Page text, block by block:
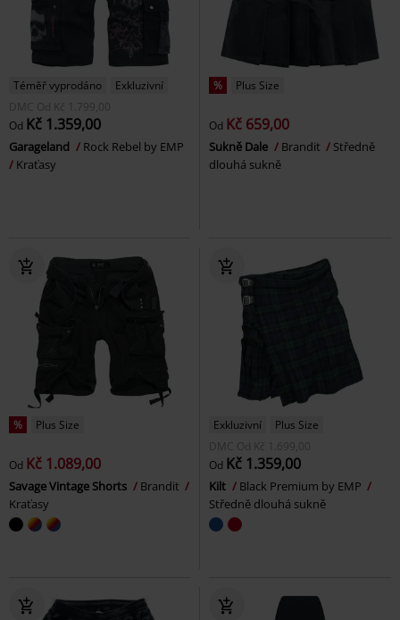
Téměř vyprodáno
Exkluzivní
DMC Od Kč 1.799,00
Od Kč 1.359,00
Garageland
Rock Rebel by EMP
Kraťasy
% Plus Size
Od Kč 659,00
Sukně Dale Brandit
Středně
dlouhá sukně
% Plus Size
Od Kč 1.089,00
Savage Vintage Shorts
Brandit
Kraťasy
Exkluzivní
Plus Size
DMC Od Kč 1.699,00
Od Kč 1.359,00
Kilt
Black Premium by EMP
Středně dlouhá sukně